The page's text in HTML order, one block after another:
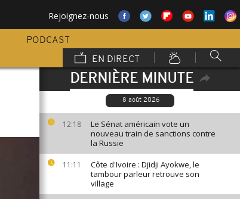
Rejoignez-nous
PODCAST
EN DIRECT
DERNIÈRE MINUTE
8 août 2026
12:18
Le Sénat américain vote un
nouveau train de sanctions contre
la Russie
11:11
Côte d'Ivoire : Djidji Ayokwe, le
tambour parleur retrouve son
village